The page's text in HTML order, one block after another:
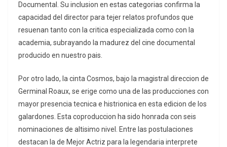
Documental. Su inclusion en estas categorias confirma la
capacidad del director para tejer relatos profundos que
resuenan tanto con la critica especializada como con la
academia, subrayando la madurez del cine documental
producido en nuestro pais.
Por otro lado, la cinta Cosmos, bajo la magistral direccion de
Germinal Roaux, se erige como una de las producciones con
mayor presencia tecnica e histrionica en esta edicion de los
galardones. Esta coproduccion ha sido honrada con seis
nominaciones de altisimo nivel. Entre las postulaciones
destacan la de Mejor Actriz para la legendaria interprete